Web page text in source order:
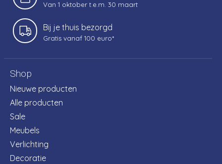
Van 1 oktober t.e.m. 30 maart
Bij je thuis bezorgd
Gratis vanaf 100 euro*
Shop
Nieuwe producten
Alle producten
Sale
Meubels
Verlichting
Decoratie